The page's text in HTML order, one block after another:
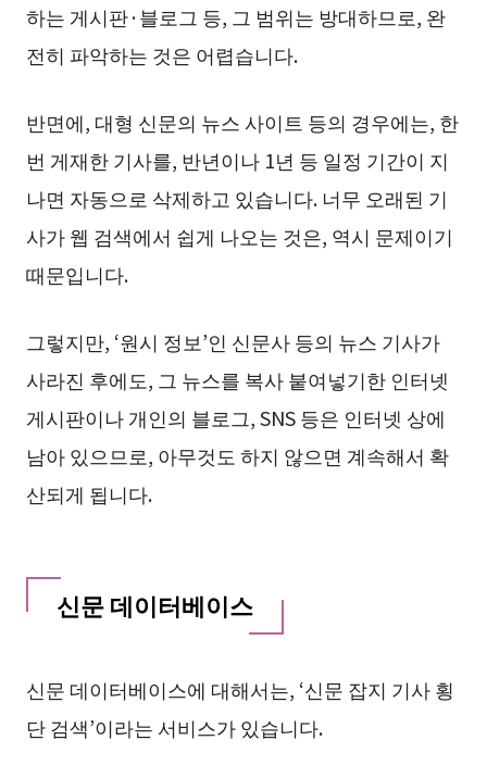
하는 게시판·블로그 등, 그 범위는 방대하므로, 완
전히 파악하는 것은 어렵습니다.
반면에, 대형 신문의 뉴스 사이트 등의 경우에는, 한
번 게재한 기사를, 반년이나 1년 등 일정 기간이 지
나면 자동으로 삭제하고 있습니다. 너무 오래된 기
사가 웹 검색에서 쉽게 나오는 것은, 역시 문제이기
때문입니다.
그렇지만, ‘원시 정보’인 신문사 등의 뉴스 기사가
사라진 후에도, 그 뉴스를 복사 붙여넣기한 인터넷
게시판이나 개인의 블로그, SNS 등은 인터넷 상에
남아 있으므로, 아무것도 하지 않으면 계속해서 확
산되게 됩니다.
신문 데이터베이스
신문 데이터베이스에 대해서는, ‘신문 잡지 기사 횡
단 검색’이라는 서비스가 있습니다.